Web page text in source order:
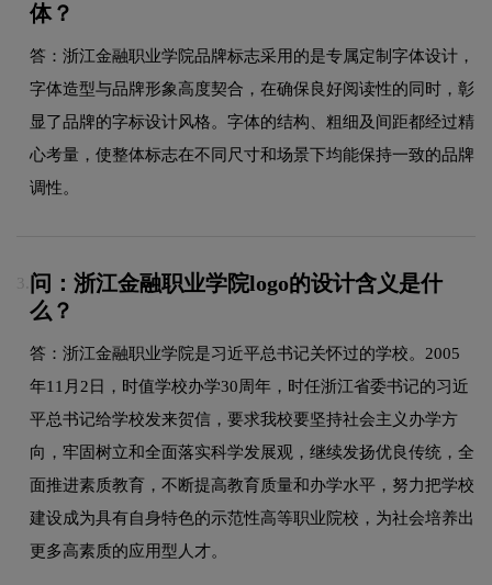
体？
答：浙江金融职业学院品牌标志采用的是专属定制字体设计，
字体造型与品牌形象高度契合，在确保良好阅读性的同时，彰
显了品牌的字标设计风格。字体的结构、粗细及间距都经过精
心考量，使整体标志在不同尺寸和场景下均能保持一致的品牌
调性。
3. 问：浙江金融职业学院logo的设计含义是什
么？
答：浙江金融职业学院是习近平总书记关怀过的学校。2005
年11月2日，时值学校办学30周年，时任浙江省委书记的习近
平总书记给学校发来贺信，要求我校要坚持社会主义办学方
向，牢固树立和全面落实科学发展观，继续发扬优良传统，全
面推进素质教育，不断提高教育质量和办学水平，努力把学校
建设成为具有自身特色的示范性高等职业院校，为社会培养出
更多高素质的应用型人才。